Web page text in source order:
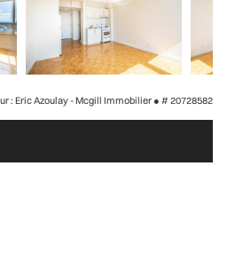
: Eric Azoulay - Mcgill Immobilier ● # 20728582